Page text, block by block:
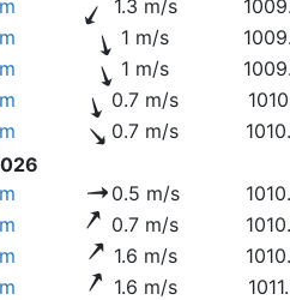
1.3 m/s
1 m/s
1 m/s
0.7 m/s
0.7 m/s
0.5 m/s
0.7 m/s
1.6 m/s
1.6 m/s